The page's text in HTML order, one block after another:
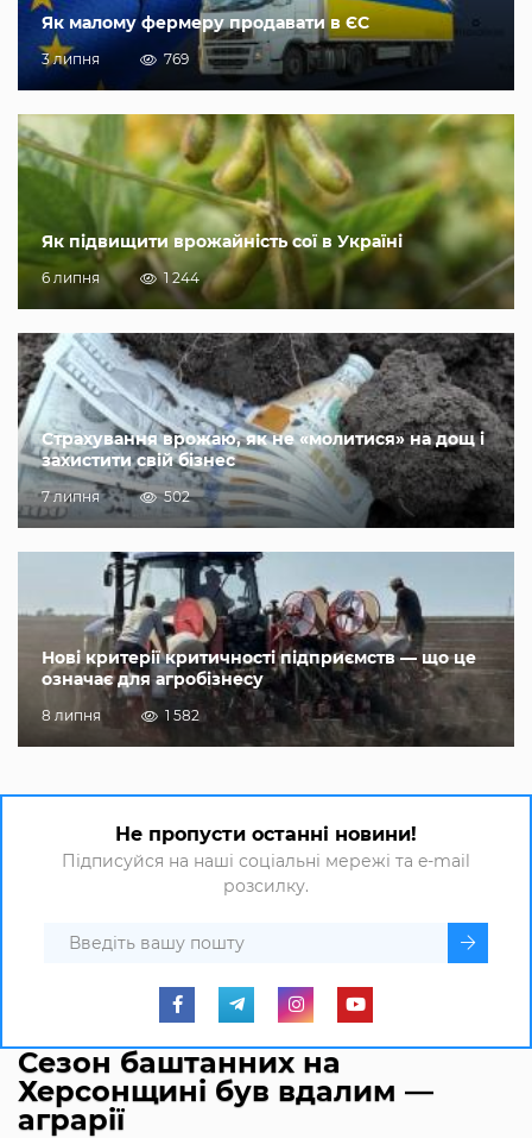
Як малому фермеру продавати в ЄС
3 липня 769
Як підвищити врожайність сої в Україні
6 липня 1 244
Страхування врожаю, як не «молитися» на дощ і
захистити свій бізнес
7 липня 502
Нові критерії критичності підприємств — що це
означає для агробізнесу
8 липня 1 582
Не пропусти останні новини!
Підписуйся на наші соціальні мережі та e-mail
розсилку.
Сезон баштанних на
Херсонщині був вдалим —
аграрії